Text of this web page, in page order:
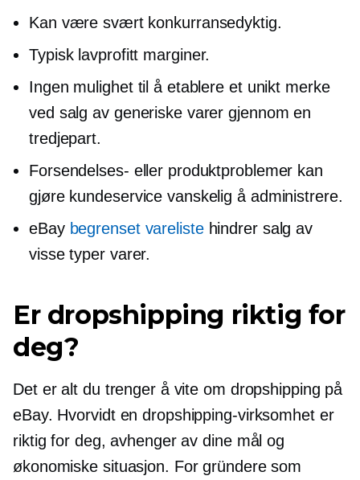
Kan være svært konkurransedyktig.
Typisk lavprofitt marginer.
Ingen mulighet til å etablere et unikt merke
ved salg av generiske varer gjennom en
tredjepart.
Forsendelses- eller produktproblemer kan
gjøre kundeservice vanskelig å administrere.
eBay begrenset varelistehindrer salg av
visse typer varer.
Er dropshipping riktig for
deg?
Det er alt du trenger å vite om dropshipping på
eBay. Hvorvidt en dropshipping-virksomhet er
riktig for deg, avhenger av dine mål og
økonomiske situasjon. For gründere som